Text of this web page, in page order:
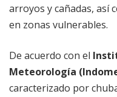
arroyos y cañadas, así
en zonas vulnerables.
De acuerdo con el
Meteorología
caracterizado por